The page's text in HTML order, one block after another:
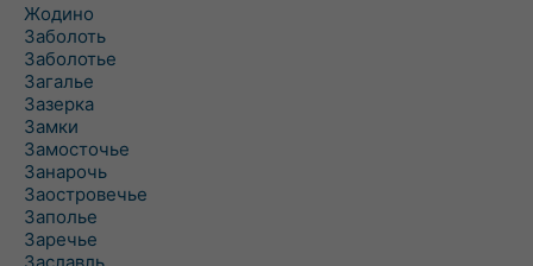
Жодино
Заболоть
Заболотье
Загалье
Зазерка
Замки
Замосточье
Занарочь
Заостровечье
Заполье
Заречье